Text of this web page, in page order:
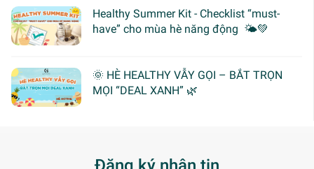
Healthy Summer Kit - Checklist “must-
have” cho mùa hè năng động 🌤️💚
🌞 HÈ HEALTHY VẪY GỌI – BẮT TRỌN
MỌI “DEAL XANH” 🌿